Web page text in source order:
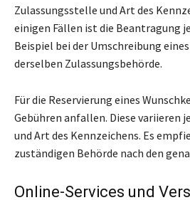
Zulassungsstelle und Art des
einigen Fällen ist die Beantragung
Beispiel bei der Umschreibung
derselben Zulassungsbehörde.
Für die Reservierung eines
Gebühren anfallen. Diese variieren
und Art des Kennzeichens. Es
zuständigen Behörde nach den
Online-Services und